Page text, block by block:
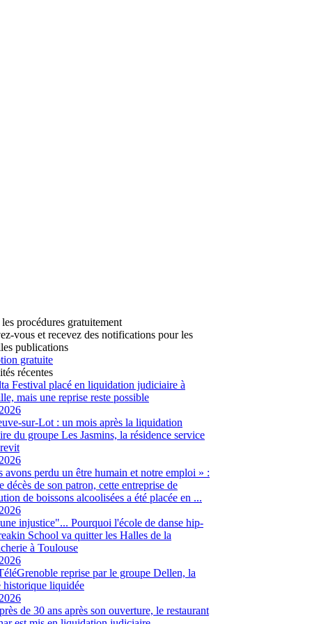
procédures gratuitement
vous et recevez des notifications pour les
publications
gratuite
récentes
Festival placé en liquidation judiciaire à
mais une reprise reste possible
sur-Lot : un mois après la liquidation
du groupe Les Jasmins, la résidence service
avons perdu un être humain et notre emploi » :
décès de son patron, cette entreprise de
de boissons alcoolisées a été placée en ...
injustice"... Pourquoi l'école de danse hip-
School va quitter les Halles de la
à Toulouse
reprise par le groupe Dellen, la
historique liquidée
de 30 ans après son ouverture, le restaurant